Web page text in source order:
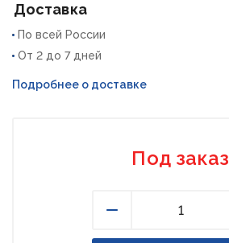
Доставка
По всей России
От 2 до 7 дней
Подробнее о доставке
Под заказ